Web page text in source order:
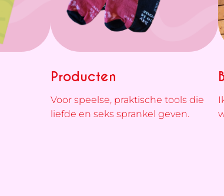
Producten
Voor speelse, praktische tools die
liefde en seks sprankel geven.